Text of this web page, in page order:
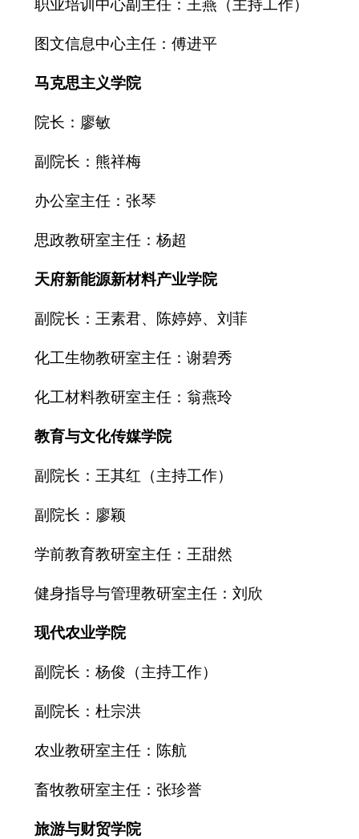
职业培训中心副主任：王燕（主持工作）
图文信息中心主任： 傅进平
马克思主义学院
院长： 廖敏
副院长：熊祥梅
办公室主任：张琴
思政教研室主任：杨超
天府新能源新材料产业学院
副院长：王素君、陈婷婷、 刘菲
化工生物教研室主任：谢碧秀
化工材料教研室主任：翁燕玲
教育与文化传媒学院
副院长：王其红（主持工作）
副院长：廖颖
学前教育教研室主任：王甜然
健身指导与管理教研室主任：刘欣
现代农业学院
副院长：杨俊（主持工作）
副院长：杜宗洪
农业教研室主任：陈航
畜牧教研室主任：张珍誉
旅游与财贸学院